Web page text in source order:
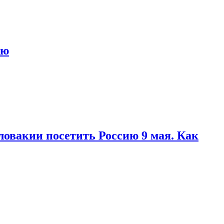
посетить Россию 9 мая. Как